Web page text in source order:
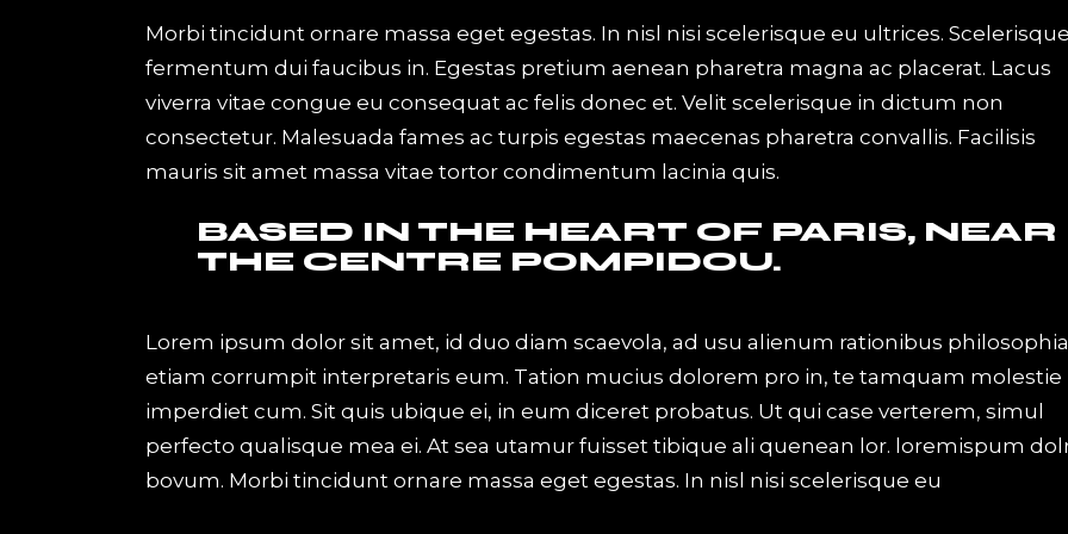
Morbi tincidunt ornare massa eget egestas. In nisl nisi scelerisque eu ultrices. Scelerisque
fermentum dui faucibus in. Egestas pretium aenean pharetra magna ac placerat. Lacus
viverra vitae congue eu consequat ac felis donec et. Velit scelerisque in dictum non
consectetur. Malesuada fames ac turpis egestas maecenas pharetra convallis. Facilisis
mauris sit amet massa vitae tortor condimentum lacinia quis.
BASED IN THE HEART OF PARIS, NEAR
THE CENTRE POMPIDOU.
Lorem ipsum dolor sit amet, id duo diam scaevola, ad usu alienum rationibus
etiam corrumpit interpretaris eum. Tation mucius dolorem pro in, te tamquam molestie
imperdiet cum. Sit quis ubique ei, in eum diceret probatus. Ut qui case verterem, simul
perfecto qualisque mea ei. At sea utamur fuisset tibique ali quenean lor. loremispum
bovum. Morbi tincidunt ornare massa eget egestas. In nisl nisi scelerisque eu